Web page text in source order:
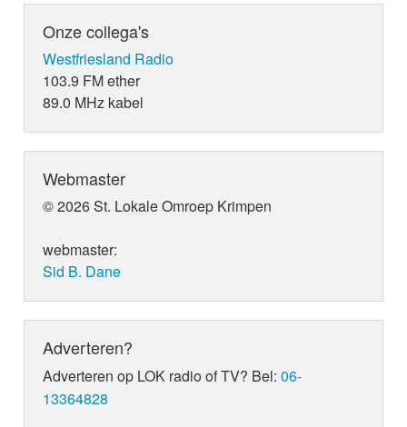
Onze collega's
Westfriesland Radio
103.9 FM ether
89.0 MHz kabel
Webmaster
© 2026 St. Lokale Omroep Krimpen
webmaster:
Sid B. Dane
Adverteren?
Adverteren op LOK radio of TV? Bel:06-
13364828